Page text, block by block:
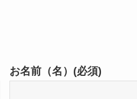
お名前（名） (必須)